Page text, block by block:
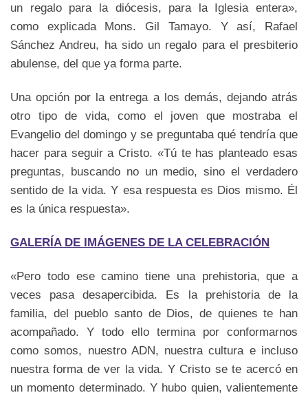
un regalo para la diócesis, para la Iglesia entera»,
como explicada Mons. Gil Tamayo. Y así, Rafael
Sánchez Andreu, ha sido un regalo para el presbiterio
abulense, del que ya forma parte.
Una opción por la entrega a los demás, dejando atrás
otro tipo de vida, como el joven que mostraba el
Evangelio del domingo y se preguntaba qué tendría que
hacer para seguir a Cristo. «Tú te has planteado esas
preguntas, buscando no un medio, sino el verdadero
sentido de la vida. Y esa respuesta es Dios mismo. Él
es la única respuesta».
GALERÍA DE IMÁGENES DE LA CELEBRACIÓN
«Pero todo ese camino tiene una prehistoria, que a
veces pasa desapercibida. Es la prehistoria de la
familia, del pueblo santo de Dios, de quienes te han
acompañado. Y todo ello termina por conformarnos
como somos, nuestro ADN, nuestra cultura e incluso
nuestra forma de ver la vida. Y Cristo se te acercó en
un momento determinado. Y hubo quien, valientemente